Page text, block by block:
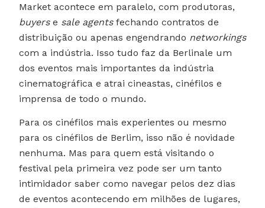
Market acontece em paralelo, com produtoras,
buyerse sale agentsfechando contratos de
distribuição ou apenas engendrando networkings
com a indústria. Isso tudo faz da Berlinale um
dos eventos mais importantes da indústria
cinematográfica e atrai cineastas, cinéfilos e
imprensa de todo o mundo.
Para os cinéfilos mais experientes ou mesmo
para os cinéfilos de Berlim, isso não é novidade
nenhuma. Mas para quem está visitando o
festival pela primeira vez pode ser um tanto
intimidador saber como navegar pelos dez dias
de eventos acontecendo em milhões de lugares,